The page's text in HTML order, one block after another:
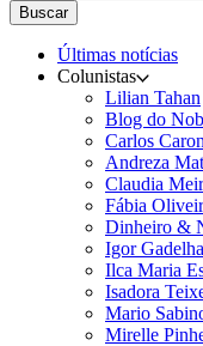
Buscar
Últimas notícias
Colunistas
Lilian Tahan
Blog do
Carlos
Andreza
Claudia
Fábia
Dinheiro &
Igor Gadelha
Ilca Maria
Isadora
Mario
Mirelle